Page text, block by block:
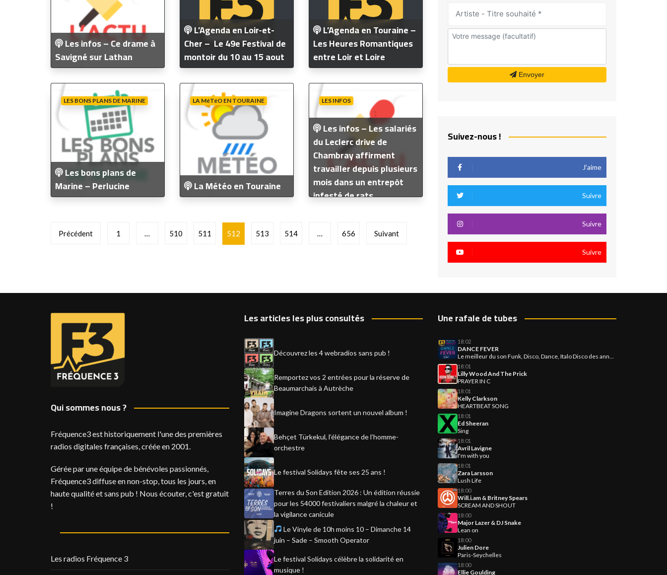
Les infos – Ce drame à
Savigné sur Lathan
L’Agenda en Loir-et-
Cher – Le 49e Festival de
montoir du 10 au 15 aout
L’Agenda en Touraine –
Les Heures Romantiques
entre Loir et Loire
LES BONS PLANS DE MARINE
Les bons plans de
Marine – Perlucine
LA MéTéO EN TOURAINE
La Météo en Touraine
LES INFOS
Les infos – Les salariés
du Leclerc drive de
Chambray affirment
travailler depuis plusieurs
mois dans un entrepôt
infesté de rats
Pagination
Précédent 1 … 510 511 512 513 514 … 656 Suivant
Envoyer
Suivez-nous !
J’aime
Suivre
Suivre
Suivre
Qui sommes nous ?
Fréquence3 est historiquement l'une des premières
radios digitales françaises, créée en 2001.
Gérée par une équipe de bénévoles passionnés,
Fréquence3 diffuse en non-stop, tous les jours, en
haute qualité et sans pub ! Nous écouter, c'est gratuit
!
Les radios Fréquence 3
Les articles les plus consultés
Découvrez les 4 webradios sans pub !
Remportez vos 2 entrées pour la réserve de
Beaumarchais à Autrèche
Imagine Dragons sortent un nouvel album !
Behçet Türkekul, l’élégance de l’homme-
orchestre
Le festival Solidays fête ses 25 ans !
Terres du Son Edition 2026 : Un édition réussie
pour les 54000 festivaliers malgré la chaleur et
la vigilance canicule
Le Vinyle de 10h moins 10 – Dimanche 14
juin – Sade – Smooth Operator
Le festival Solidays célèbre la solidarité en
musique !
Une rafale de tubes
18:02
DANCE FEVER
Le meilleur du son Funk, Disco, Dance, Italo Disco des années 70-80-90
18:01
Lilly Wood And The Prick
PRAYER IN C
18:01
Kelly Clarkson
HEARTBEAT SONG
18:01
Ed Sheeran
Sing
18:01
Avril Lavigne
I'm with you
18:01
Zara Larsson
Lush Life
18:00
Will.i.am & Britney Spears
SCREAM AND SHOUT
18:00
Major Lazer & DJ Snake
Lean on
18:00
Julien Dore
Paris-Seychelles
18:00
Ellie Goulding